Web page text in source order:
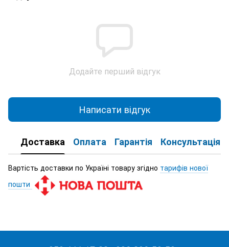
Додайте перший відгук
Написати відгук
Доставка Оплата Гарантія Консультація
Вартість доставки по Україні товару згідно тарифів нової
пошти